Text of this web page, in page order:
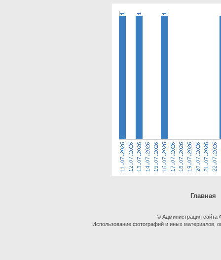
Главная
© Администрация
Использование фотографий и иных материалов,